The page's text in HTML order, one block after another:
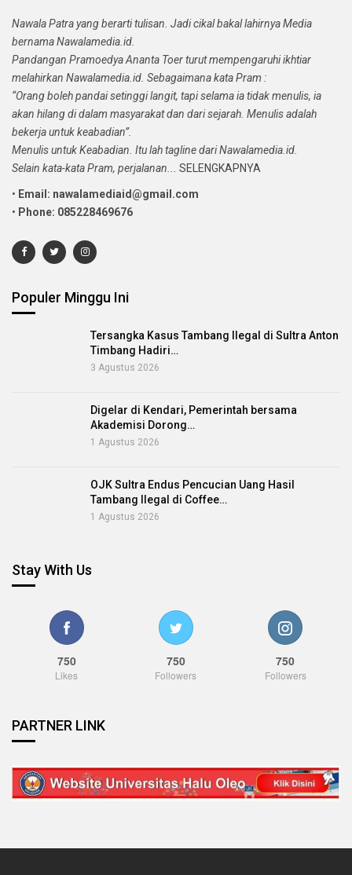
Nawala Patra yang berarti tulisan. Jadi cikal bakal lahirnya Media
bernama Nawalamedia.id.
Pandangan Pramoedya Ananta Toer turut mempengaruhi ikhtiar
melahirkan Nawalamedia.id. Sebagaimana kata Pram :
“Orang boleh pandai setinggi langit, tapi selama ia tidak menulis, ia
akan hilang di dalam masyarakat dan dari sejarah. Menulis adalah
bekerja untuk keabadian”.
Menulis untuk Keabadian. Itu lah tagline dari Nawalamedia.id.
Selain kata-kata Pram, perjalanan...
SELENGKAPNYA
• Email: nawalamediaid@gmail.com
• Phone: 085228469676
Populer Minggu Ini
Tersangka Kasus Tambang Ilegal di Sultra Anton
Timbang Hadiri…
3 Agustus 2026
Digelar di Kendari, Pemerintah bersama
Akademisi Dorong…
1 Agustus 2026
OJK Sultra Endus Pencucian Uang Hasil
Tambang Ilegal di Coffee…
1 Agustus 2026
Stay With Us
750
Likes
750
Followers
750
Followers
PARTNER LINK